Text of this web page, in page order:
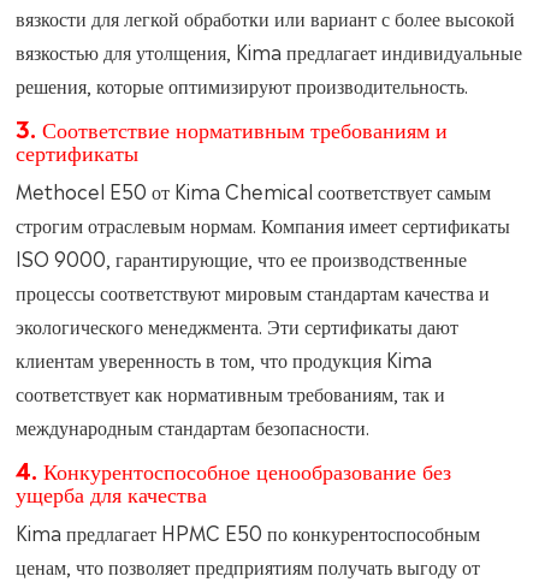
вязкости для легкой обработки или вариант с более высокой
вязкостью для утолщения, Kima предлагает индивидуальные
решения, которые оптимизируют производительность.
3. Соответствие нормативным требованиям и
сертификаты
Methocel E50 от Kima Chemical соответствует самым
строгим отраслевым нормам. Компания имеет сертификаты
ISO 9000, гарантирующие, что ее производственные
процессы соответствуют мировым стандартам качества и
экологического менеджмента. Эти сертификаты дают
клиентам уверенность в том, что продукция Kima
соответствует как нормативным требованиям, так и
международным стандартам безопасности.
4. Конкурентоспособное ценообразование без
ущерба для качества
Kima предлагает HPMC E50 по конкурентоспособным
ценам, что позволяет предприятиям получать выгоду от